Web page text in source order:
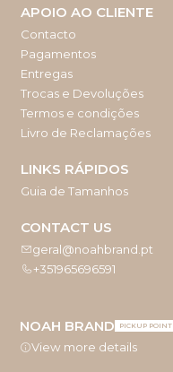
APOIO AO CLIENTE
Contacto
Pagamentos
Entregas
Trocas e Devoluções
Termos e condições
Livro de Reclamações
LINKS RÁPIDOS
Guia de Tamanhos
CONTACT US
geral@noahbrand.pt
+351965696591
NOAH BRAND PICKUP POINT
View more details